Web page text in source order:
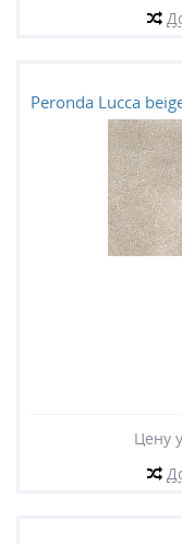
Peronda Lucca
Цену